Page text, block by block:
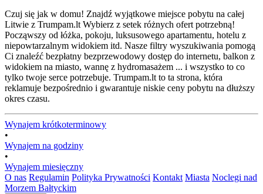
Czuj się jak w domu! Znajdź wyjątkowe miejsce pobytu na całej
Litwie z Trumpam.lt Wybierz z setek różnych ofert potrzebną!
Począwszy od łóżka, pokoju, luksusowego apartamentu, hotelu z
niepowtarzalnym widokiem itd. Nasze filtry wyszukiwania pomogą
Ci znaleźć bezpłatny bezprzewodowy dostęp do internetu, balkon z
widokiem na miasto, wannę z hydromasażem ... i wszystko to co
tylko twoje serce potrzebuje. Trumpam.lt to ta strona, która
reklamuje bezpośrednio i gwarantuje niskie ceny pobytu na dłuższy
okres czasu.
Wynajem krótkoterminowy
•
Wynajem na godziny
•
Wynajem miesięczny
O nas Regulamin Polityka Prywatności Kontakt Miasta Noclegi nad
Morzem Bałtyckim